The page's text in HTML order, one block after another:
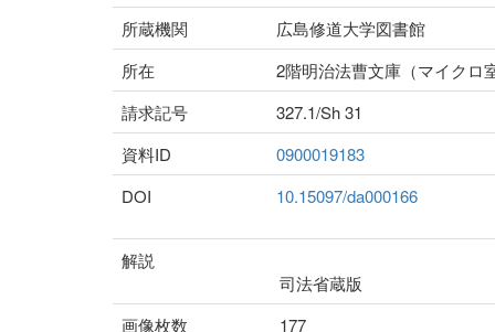
所蔵機関
広島修道大学図書館
所在
2階明治法曹文庫（マイクロ
請求記号
327.1/Sh 31
資料ID
0900019183
DOI
10.15097/da000166
解説
司法省蔵版
画像枚数
177